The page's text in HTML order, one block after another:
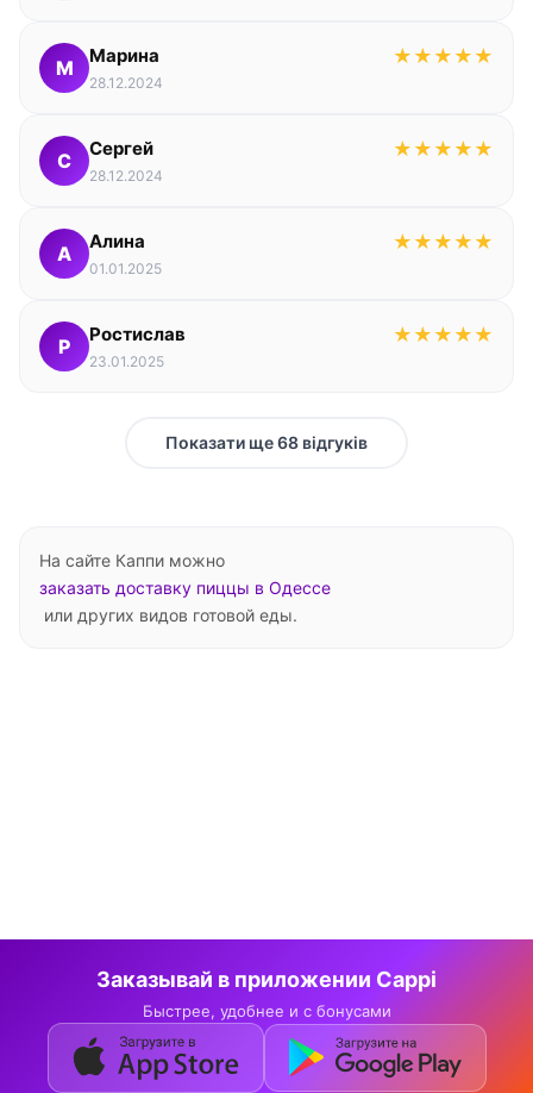
М
Марина ★ ★ ★ ★ ★
28.12.2024
С
Сергей ★ ★ ★ ★ ★
28.12.2024
А
Алина ★ ★ ★ ★ ★
01.01.2025
Р
Ростислав ★ ★ ★ ★ ★
23.01.2025
Показати ще 68 відгуків
На сайте Каппи можно
заказать доставку пиццы в Одессе
или других видов готовой еды.
Заказывай в приложении Cappi
Быстрее, удобнее и с бонусами